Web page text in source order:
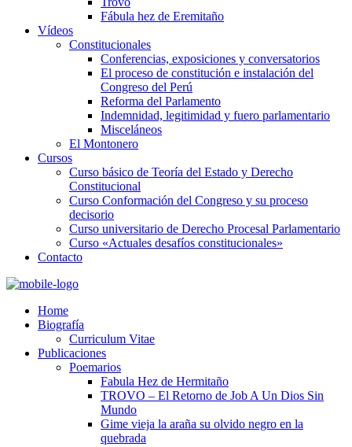
Fábula hez de Eremitaño
Vídeos
Constitucionales
Conferencias, exposiciones y conversatorios
El proceso de constitución e instalación del
Congreso del Perú
Reforma del Parlamento
Indemnidad, legitimidad y fuero parlamentario
Misceláneos
El Montonero
Cursos
Curso básico de Teoría del Estado y Derecho
Constitucional
Curso Conformación del Congreso y su proceso
decisorio
Curso universitario de Derecho Procesal Parlamentario
Curso «Actuales desafíos constitucionales»
Contacto
Home
Biografía
Curriculum Vitae​
Publicaciones
Poemarios
Fabula Hez de Hermitaño
TROVO – El Retorno de Job A Un Dios Sin
Mundo
Gime vieja la araña su olvido negro en la
quebrada